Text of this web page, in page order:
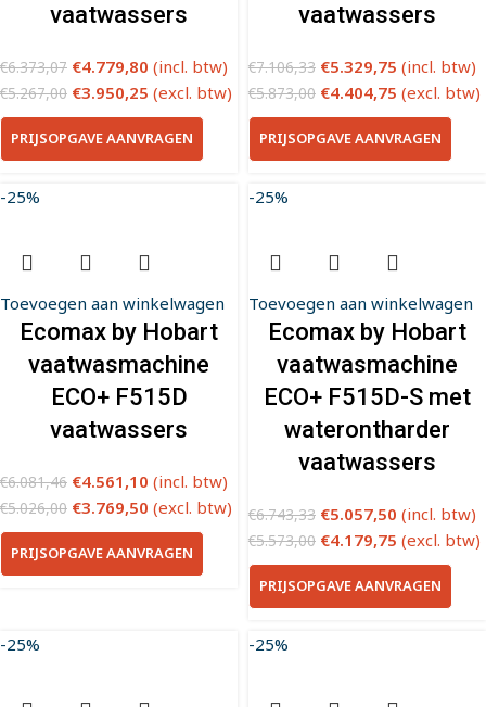
vaatwassers
€6.373,07 €4.779,80 (incl. btw)
€5.267,00 €3.950,25 (excl. btw)
PRIJSOPGAVE AANVRAGEN
vaatwassers
€7.106,33 €5.329,75 (incl. btw)
€5.873,00 €4.404,75 (excl. btw)
PRIJSOPGAVE AANVRAGEN
-25%
Toevoegen aan winkelwagen
Ecomax by Hobart
vaatwasmachine
ECO+ F515D
vaatwassers
€6.081,46 €4.561,10 (incl. btw)
€5.026,00 €3.769,50 (excl. btw)
PRIJSOPGAVE AANVRAGEN
-25%
Toevoegen aan winkelwagen
Ecomax by Hobart
vaatwasmachine
ECO+ F515D-S met
waterontharder
vaatwassers
€6.743,33 €5.057,50 (incl. btw)
€5.573,00 €4.179,75 (excl. btw)
PRIJSOPGAVE AANVRAGEN
-25% -25%